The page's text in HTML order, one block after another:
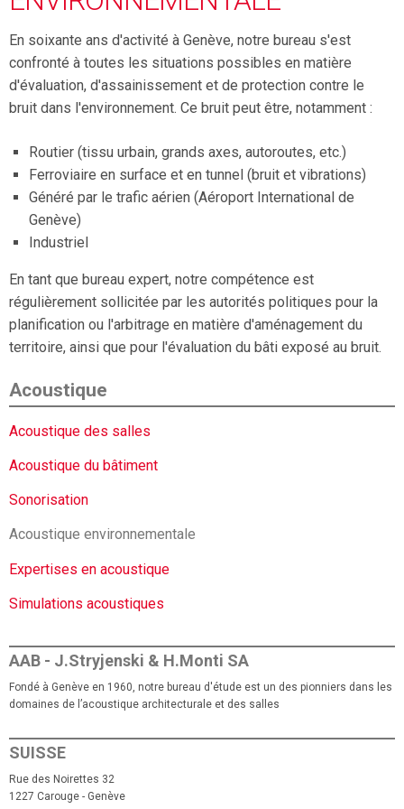
En soixante ans d'activité à Genève, notre bureau s'est
confronté à toutes les situations possibles en matière
d'évaluation, d'assainissement et de protection contre le
bruit dans l'environnement. Ce bruit peut être, notamment :
Routier (tissu urbain, grands axes, autoroutes, etc.)
Ferroviaire en surface et en tunnel (bruit et vibrations)
Généré par le trafic aérien (Aéroport International de
Genève)
Industriel
En tant que bureau expert, notre compétence est
régulièrement sollicitée par les autorités politiques pour la
planification ou l'arbitrage en matière d'aménagement du
territoire, ainsi que pour l'évaluation du bâti exposé au bruit.
Acoustique
Acoustique des salles
Acoustique du bâtiment
Sonorisation
Acoustique environnementale
Expertises en acoustique
Simulations acoustiques
AAB - J.Stryjenski & H.Monti SA
Fondé à Genève en 1960, notre bureau d'étude est un des pionniers dans les
domaines de l’acoustique architecturale et des salles
SUISSE
Rue des Noirettes 32
1227 Carouge - Genève